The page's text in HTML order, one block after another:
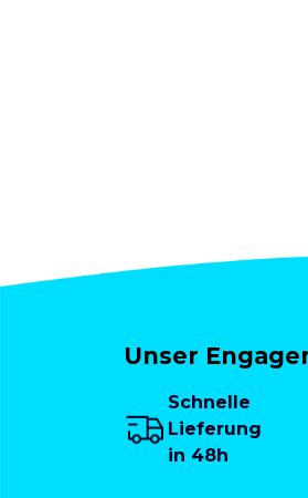
Unser
Schnelle
Lieferung
in 48h